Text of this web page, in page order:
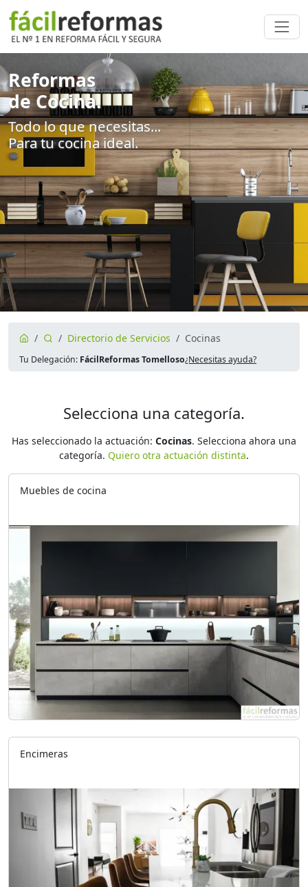
Reformas
de Cocina.
Todo lo que necesitas...
Para tu cocina ideal.
Directorio de Servicios Cocinas
Tu Delegación: FácilReformas Tomelloso¿Necesitas ayuda?
Selecciona una categoría.
Has seleccionado la actuación: Cocinas. Selecciona ahora una
categoría. Quiero otra actuación distinta.
Muebles de cocina
Encimeras